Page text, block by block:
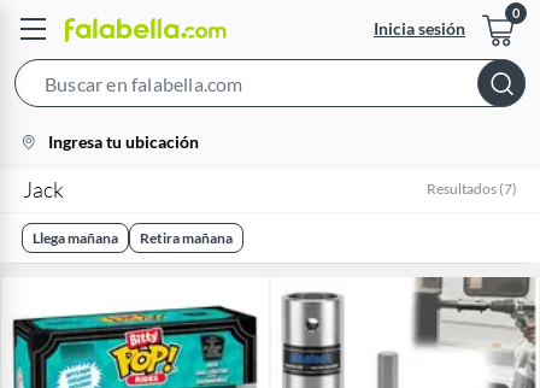
Inicia sesión
Bar
location-
icon
Ingresa tu ubicación
Jack Resultados (7)
Llega mañana Retira mañana